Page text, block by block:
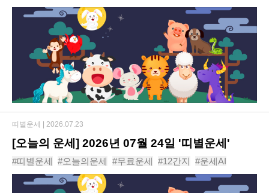
#동물운세 #운세 #신년운세 #사주 #년도운세
[오늘의 운세] 2026년 07월 24일 '띠별운세'
#띠별운세 #오늘의운세 #무료운세 #12간지 #운세AI
#동물운세 #운세 #신년운세 #사주 #년도운세
띠별운세 | 2026.07.23